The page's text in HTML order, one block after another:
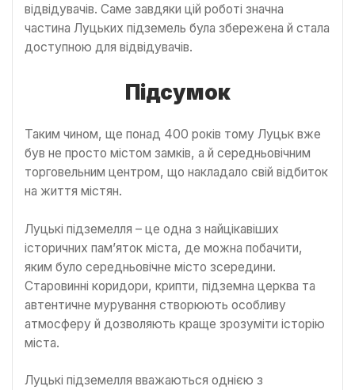
відвідувачів. Саме завдяки цій роботі значна
частина Луцьких підземель була збережена й стала
доступною для відвідувачів.
Підсумок
Таким чином, ще понад 400 років тому Луцьк вже
був не просто містом замків, а й середньовічним
торговельним центром, що накладало свій відбиток
на життя містян.
Луцькі підземелля – це одна з найцікавіших
історичних пам’яток міста, де можна побачити,
яким було середньовічне місто зсередини.
Старовинні коридори, крипти, підземна церква та
автентичне мурування створюють особливу
атмосферу й дозволяють краще зрозуміти історію
міста.
Луцькі підземелля вважаються однією з